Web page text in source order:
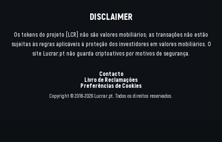
DISCLAIMER
Os tokens do projeto [LCR] não são valores mobiliários; as transações não estão
sujeitas às regras aplicáveis à proteção dos investidores em valores mobiliários. O
site Lucrar.pt não guarda criptoativos por motivos de segurança.
Contacto
Livro de Reclamações
Preferências de Cookies
Copyright © 2018-2026 Lucrar.pt. Todos os direitos reservados.